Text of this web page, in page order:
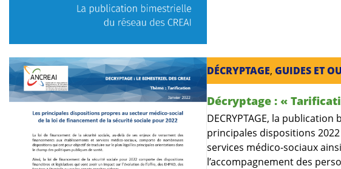
DÉCRYPTAGE, GUIDES ET
Décryptage : «
DECRYPTAGE, la
principales dispositions
services médico-sociaux
l’accompagnement des